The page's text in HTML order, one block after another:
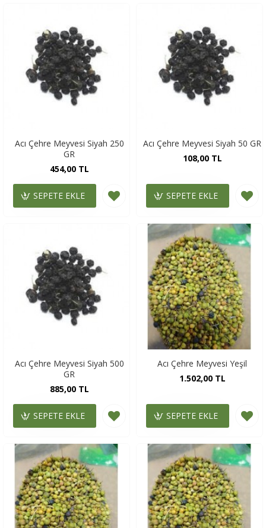
Acı Çehre Meyvesi Siyah 250
GR
454,00 TL
SEPETE EKLE
Acı Çehre Meyvesi Siyah 50 GR
108,00 TL
SEPETE EKLE
Acı Çehre Meyvesi Siyah 500
GR
885,00 TL
SEPETE EKLE
Acı Çehre Meyvesi Yeşil
1.502,00 TL
SEPETE EKLE